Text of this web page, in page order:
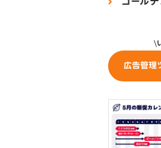
広告管理